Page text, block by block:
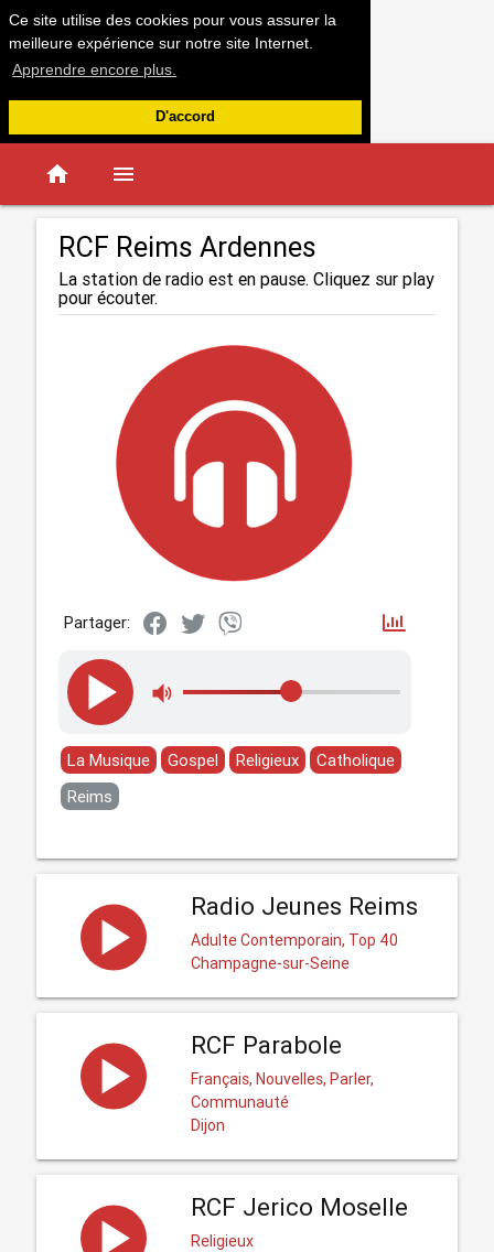
Ce site utilise des cookies pour vous assurer la
meilleure expérience sur notre site Internet.
Apprendre encore plus.
D'accord
home menu
RCF Reims Ardennes
La station de radio est en pause. Cliquez sur play
pour écouter.
Partager:
La Musique Gospel Religieux
Catholique
Reims
Radio Jeunes Reims
Adulte Contemporain, Top 40
Champagne-sur-Seine
RCF Parabole
Français, Nouvelles, Parler,
Communauté
Dijon
RCF Jerico Moselle
Religieux